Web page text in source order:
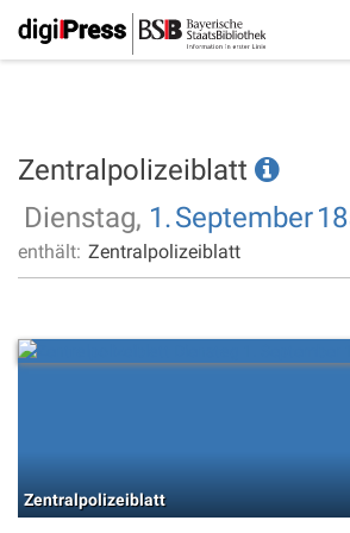
Zentralpolizeiblatt
Dienstag, 1.September
enthält: Zentralpolizeiblatt
Zentralpolizeiblatt